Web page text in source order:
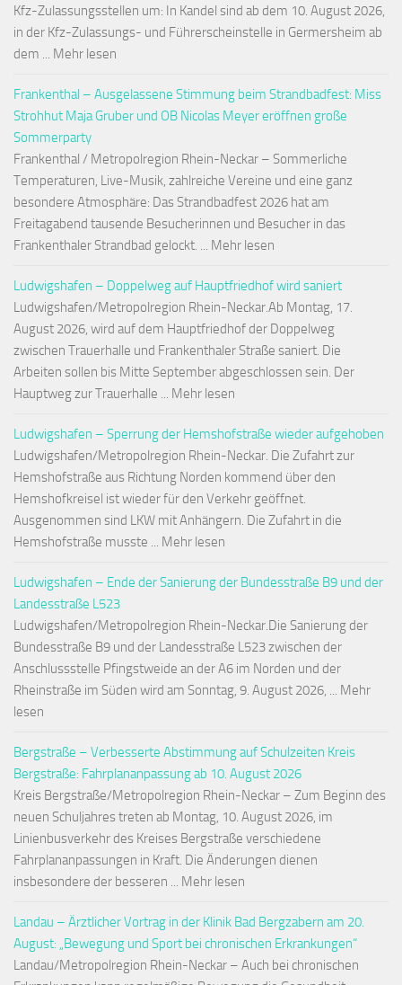
Kfz-Zulassungsstellen um: In Kandel sind ab dem 10. August 2026,
in der Kfz-Zulassungs- und Führerscheinstelle in Germersheim ab
dem ... Mehr lesen
Frankenthal – Ausgelassene Stimmung beim Strandbadfest: Miss
Strohhut Maja Gruber und OB Nicolas Meyer eröffnen große
Sommerparty
Frankenthal / Metropolregion Rhein-Neckar – Sommerliche
Temperaturen, Live-Musik, zahlreiche Vereine und eine ganz
besondere Atmosphäre: Das Strandbadfest 2026 hat am
Freitagabend tausende Besucherinnen und Besucher in das
Frankenthaler Strandbad gelockt. ... Mehr lesen
Ludwigshafen – Doppelweg auf Hauptfriedhof wird saniert
Ludwigshafen/Metropolregion Rhein-Neckar.Ab Montag, 17.
August 2026, wird auf dem Hauptfriedhof der Doppelweg
zwischen Trauerhalle und Frankenthaler Straße saniert. Die
Arbeiten sollen bis Mitte September abgeschlossen sein. Der
Hauptweg zur Trauerhalle ... Mehr lesen
Ludwigshafen – Sperrung der Hemshofstraße wieder aufgehoben
Ludwigshafen/Metropolregion Rhein-Neckar. Die Zufahrt zur
Hemshofstraße aus Richtung Norden kommend über den
Hemshofkreisel ist wieder für den Verkehr geöffnet.
Ausgenommen sind LKW mit Anhängern. Die Zufahrt in die
Hemshofstraße musste ... Mehr lesen
Ludwigshafen – Ende der Sanierung der Bundesstraße B9 und der
Landesstraße L523
Ludwigshafen/Metropolregion Rhein-Neckar.Die Sanierung der
Bundesstraße B9 und der Landesstraße L523 zwischen der
Anschlussstelle Pfingstweide an der A6 im Norden und der
Rheinstraße im Süden wird am Sonntag, 9. August 2026, ... Mehr
lesen
Bergstraße – Verbesserte Abstimmung auf Schulzeiten Kreis
Bergstraße: Fahrplananpassung ab 10. August 2026
Kreis Bergstraße/Metropolregion Rhein-Neckar – Zum Beginn des
neuen Schuljahres treten ab Montag, 10. August 2026, im
Linienbusverkehr des Kreises Bergstraße verschiedene
Fahrplananpassungen in Kraft. Die Änderungen dienen
insbesondere der besseren ... Mehr lesen
Landau – Ärztlicher Vortrag in der Klinik Bad Bergzabern am 20.
August: „Bewegung und Sport bei chronischen Erkrankungen“
Landau/Metropolregion Rhein-Neckar – Auch bei chronischen